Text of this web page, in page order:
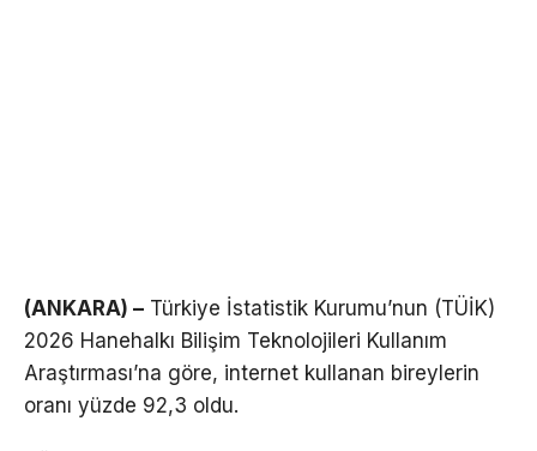
(ANKARA) – Türkiye İstatistik Kurumu’nun (TÜİK)
2026 Hanehalkı Bilişim Teknolojileri Kullanım
Araştırması’na göre, internet kullanan bireylerin
oranı yüzde 92,3 oldu.